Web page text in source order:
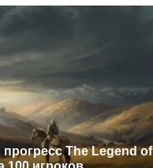
The Legend of